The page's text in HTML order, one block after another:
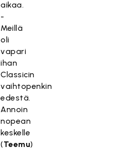
aikaa.
-
Meillä
oli
vapari
ihan
Classicin
vaihtopenkin
edestä.
Annoin
nopean
keskelle
(Teemu)